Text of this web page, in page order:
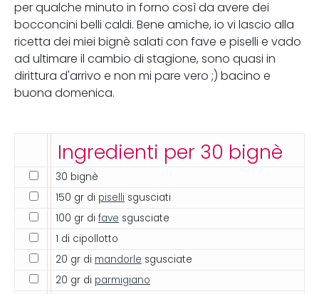
per qualche minuto in forno così da avere dei
bocconcini belli caldi. Bene amiche, io vi lascio alla
ricetta dei miei bignè salati con fave e piselli e vado
ad ultimare il cambio di stagione, sono quasi in
dirittura d'arrivo e non mi pare vero ;) bacino e
buona domenica.
Ingredienti per 30 bignè
30 bignè
150 gr di piselli sgusciati
100 gr di fave sgusciate
1 di cipollotto
20 gr di mandorle sgusciate
20 gr di parmigiano